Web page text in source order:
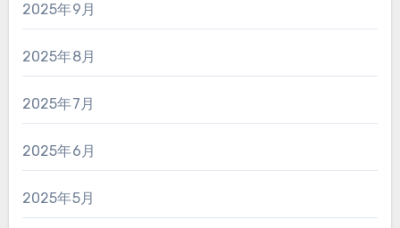
2025年9月
2025年8月
2025年7月
2025年6月
2025年5月